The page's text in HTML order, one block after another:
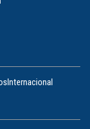
Internacional